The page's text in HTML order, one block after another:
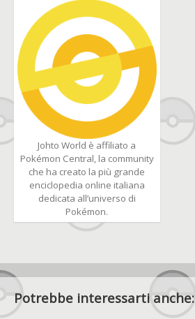
Johto World è affiliato a
Pokémon Central, la community
che ha creato la più grande
enciclopedia online italiana
dedicata all’universo di
Pokémon.
Potrebbe interessarti anche: